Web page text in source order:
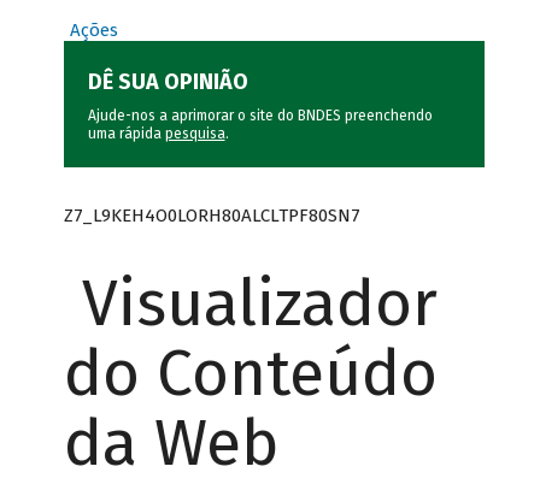
Ações
DÊ SUA OPINIÃO
Ajude-nos a aprimorar o site do BNDES preenchendo
uma rápida pesquisa.
Z7_L9KEH4O0LORH80ALCLTPF80SN7
Visualizador
do Conteúdo
da Web